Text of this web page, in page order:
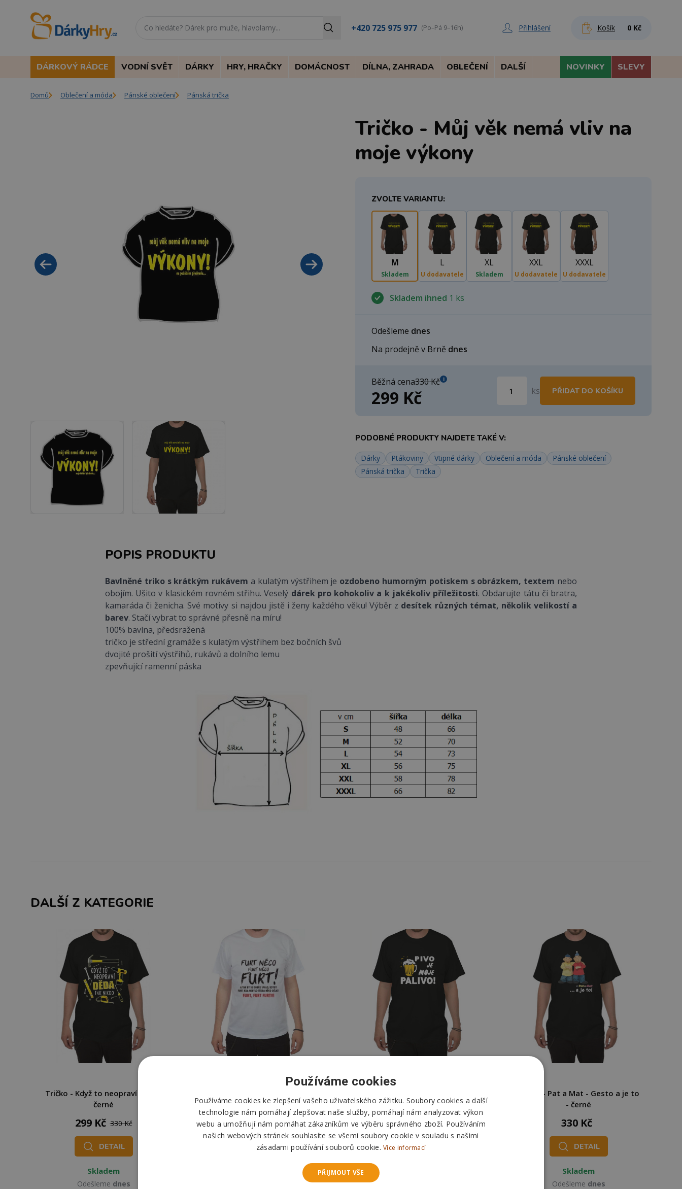
+420 725 975 977 (Po–Pá 9–16h) Přihlášení Košík 0 Kč
DÁRKOVÝ RÁDCE VODNÍ SVĚT DÁRKY HRY, HRAČKY DOMÁCNOST DÍLNA, ZAHRADA OBLEČENÍ DALŠÍ NOVINKY SLEVY
Domů Oblečení a móda Pánské oblečení Pánská trička
Tričko - Můj věk nemá vliv na
moje výkony
ZVOLTE VARIANTU:
M
Skladem
L
U dodavatele
XL
Skladem
XXL
U dodavatele
XXXL
U dodavatele
Skladem ihned 1 ks
Odešleme dnes
Na prodejně v Brně dnes
299 Kč
Běžná cena330 Kč i
ks PŘIDAT DO KOŠÍKU
PODOBNÉ PRODUKTY NAJDETE TAKÉ V:
Dárky Ptákoviny Vtipné dárky Oblečení a móda
Pánské oblečení
Pánská trička
Trička
POPIS PRODUKTU
Bavlněné triko s krátkým rukávem a kulatým výstřihem je ozdobeno humorným potiskem s obrázkem, textem nebo
obojím. Ušito v klasickém rovném střihu. Veselý dárek pro kohokoliv a k jakékoliv příležitosti. Obdarujte tátu či bratra,
kamaráda či ženicha. Své motivy si najdou jistě i ženy každého věku! Výběr z desítek různých témat, několik velikostí a
barev. Stačí vybrat to správné přesně na míru!
100% bavlna, předsražená
tričko je střední gramáže s kulatým výstřihem bez bočních švů
dvojité prošití výstřihů, rukávů a dolního lemu
zpevňující ramenní páska
DALŠÍ Z KATEGORIE
Tričko - Když to neopraví děda -
černé
299 Kč 330 Kč
DETAIL
Skladem
Odešleme dnes
330 Kč
DETAIL
černé
299 Kč 330 Kč
DETAIL
Tričko - Pat a Mat - Gesto a je to
- černé
330 Kč
DETAIL
Skladem
Odešleme dnes
Používáme cookies
Používáme cookies ke zlepšení vašeho uživatelského zážitku. Soubory cookies a další
technologie nám pomáhají zlepšovat naše služby, pomáhají nám analyzovat výkon
webu a umožňují nám pomáhat zákazníkům ve výběru správného zboží. Používáním
našich webových stránek souhlasíte se všemi soubory cookie v souladu s našimi
zásadami používání souborů cookie.Více informací
PŘIJMOUT VŠE